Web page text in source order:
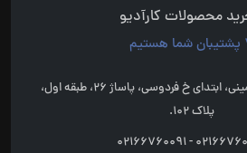
محصولات کارآدیو
تهران، میدان امام خمینی، ابتدای خ فردوسی، پاساژ 26، طبقه اول،
پلاک 102.
02166760092 -